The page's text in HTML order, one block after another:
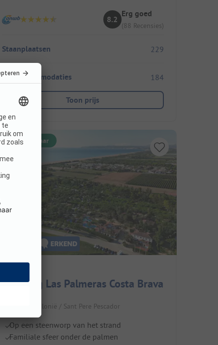
8.2
Erg goed
(88 Recensies)
Staanplaatsen 229
Huuraccommodaties 184
Toon prijs
Direct boekbaar
Camping Las Palmeras Costa Brava
Spanje / Catalonië / Sant Pere Pescador
Op een steenworp van het strand
Familiale sfeer onder de palmen